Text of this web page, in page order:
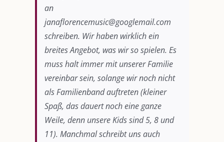
an
janaflorencemusic@googlemail.com
schreiben. Wir haben wirklich ein
breites Angebot, was wir so spielen. Es
muss halt immer mit unserer Familie
vereinbar sein, solange wir noch nicht
als Familienband auftreten (kleiner
Spaß, das dauert noch eine ganze
Weile, denn unsere Kids sind 5, 8 und
11). Manchmal schreibt uns auch